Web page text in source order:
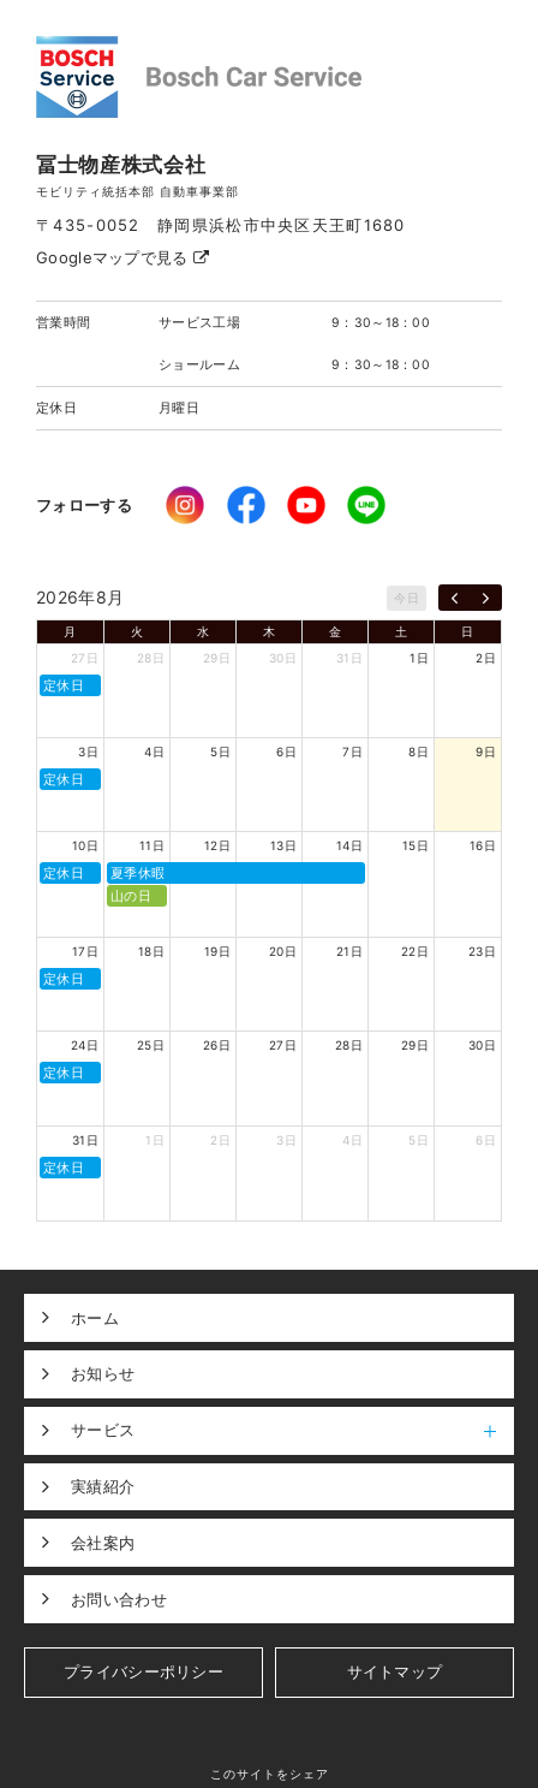
冨士物産株式会社
モビリティ統括本部 自動車事業部
〒435-0052 静岡県浜松市中央区天王町1680
Googleマップで見る
営業時間 サービス工場 9：30～18：00
ショールーム 9：30～18：00
定休日 月曜日
フォローする
2026年8月 今日
月 火 水 木 金 土
日
27日
定休日
28日 29日 30日 31日 1日 2日
3日
定休日
4日 5日 6日 7日 8日 9日
10日
定休日
11日
夏季休暇
山の日
12日 13日 14日 15日 16日
17日
定休日
18日 19日 20日 21日 22日 23日
24日
定休日
25日 26日 27日 28日 29日 30日
31日
定休日
1日 2日 3日 4日 5日 6日
ホーム
お知らせ
サービス
実績紹介
会社案内
お問い合わせ
プライバシーポリシー サイトマップ
このサイトをシェア